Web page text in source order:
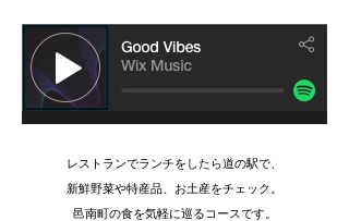
レストランでランチをしたら道の駅で、
新鮮野菜や特産品、お土産をチェック。
邑南町の食を気軽に巡るコースです。